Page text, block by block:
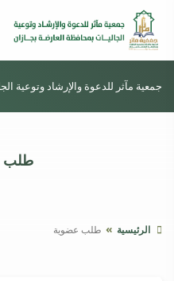
جمعية مآثر للدعوة والإرشاد وتوعية
طلب
الرئيسية طلب عضوية